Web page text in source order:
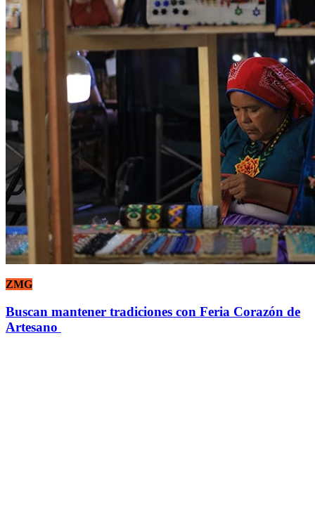
ZMG
Buscan mantener tradiciones con Feria Corazón de
Artesano